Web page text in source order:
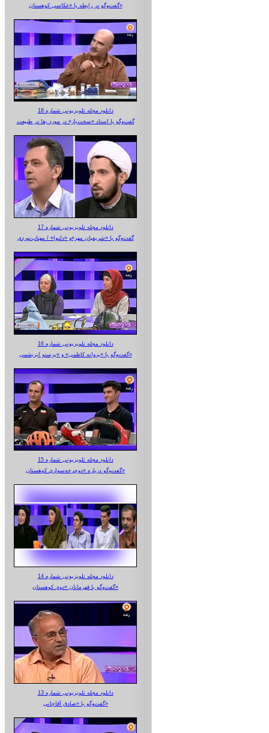
گفت‌وگو در رابطه با «عکاسی کوهستان»
دانلود مجله تلویزیونی شماره 18
گفت‌وگو با استاد «سخت‌باز» در مورد بقا در طبیعت
دانلود مجله تلویزیونی شماره 17
گفت‌وگو با «شریفیان مهر»‌و «دلنوا» / مهتاب‌نوردی
دانلود مجله تلویزیونی شماره 16
گفت‌وگو با «پروانه کاظمی» و «پرستو‌ ابریشمی»
دانلود مجله تلویزیونی شماره 15
گفت‌وگو درباره «دوچرخه‌سواری کوهستان»
دانلود مجله تلویزیونی شماره 14
گفت‌وگو با قهرمانان «دوی کوهستان»
دانلود مجله تلویزیونی شماره 13
گفت‌وگو با «صادق آقاجانی»